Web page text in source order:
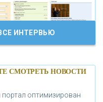
КРЕДИТНЫЙ
логотип впервые за
новостей»
ИНТЕРВЬЮ
СМОТРЕТЬ НОВОСТИ
оптимизирован